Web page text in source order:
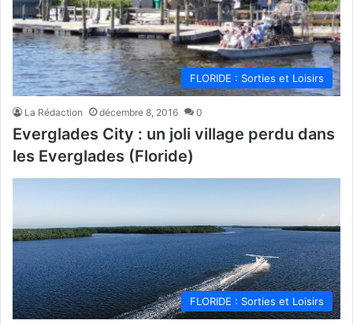
FLORIDE : Sorties et Loisirs
La Rédaction décembre 8, 2016 0
Everglades City : un joli village perdu dans
les Everglades (Floride)
FLORIDE : Sorties et Loisirs